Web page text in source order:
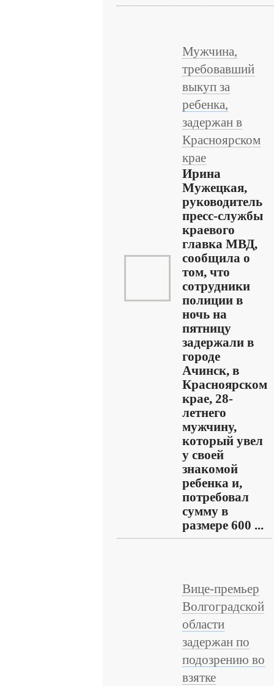
Мужчина,
требовавший
выкуп за
ребенка,
задержан в
Красноярском
крае
Ирина
Мужецкая,
руководитель
пресс-службы
краевого
главка МВД,
сообщила о
том, что
сотрудники
полиции в
ночь на
пятницу
задержали в
городе
Ачинск, в
Красноярском
крае, 28-
летнего
мужчину,
который увел
у своей
знакомой
ребенка и,
потребовал
сумму в
размере 600 ...
Вице-премьер
Волгоградской
области
задержан по
подозрению во
взятке